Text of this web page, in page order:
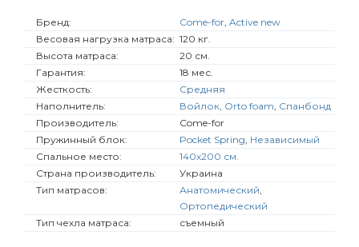
Бренд: Come-for, Active new
Весовая нагрузка матраса: 120 кг.
Высота матраса:
20 см.
Гарантия:
18 мес.
Жесткость:
Средняя
Наполнитель:
Войлок, Orto foam, Спанбонд
Производитель:
Come-for
Пружинный блок:
Pocket Spring, Независимый
Спальное место:
140х200 см.
Страна производитель:
Украина
Тип матрасов:
Анатомический,
Ортопедический
Тип чехла матраса:
съемный